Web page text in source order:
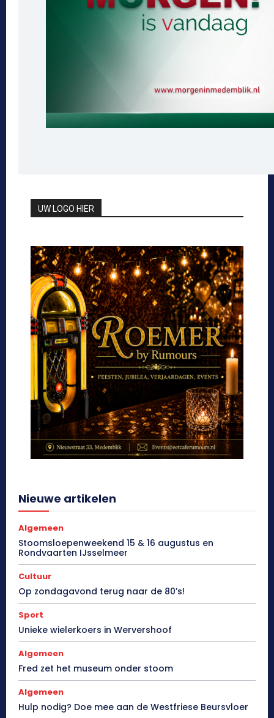
UW LOGO HIER
Nieuwe artikelen
Algemeen
Stoomsloepenweekend 15 & 16 augustus en
Rondvaarten IJsselmeer
Cultuur
Op zondagavond terug naar de 80’s!
Sport
Unieke wielerkoers in Wervershoof
Algemeen
Fred zet het museum onder stoom
Algemeen
Hulp nodig? Doe mee aan de Westfriese Beursvloer